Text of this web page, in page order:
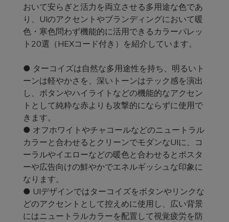
おいて安らぎと活力を両立させる多用途な色であ
り、UIのアクセントやブランディングにおいて暖
色・寒色問わず機能的に活用できるカラーパレッ
ト20選（HEXコード付き）を紹介しています。
● ターコイズは自然な多用途性を持ち、明るいト
ーンは軽やかさを、深いトーンはテック感を演出
し、ボタンやハイライトなどの機能的なアクセン
トとして純粋な赤よりも攻撃的にならずに使用で
きます。
● オフホワイトやチャコールなどのニュートラル
カラーと合わせるとクリーンでモダンなUIに、コ
ーラルやイエローなどの暖色と合わせるとポスタ
ーや広告向けの鮮やかでエネルギッシュな印象に
なります。
● UIデザインではターコイズをボタンやリンクな
どのアクセントとして控えめに使用し、広い背景
にはニュートラルカラーを配置して視覚疲労を防